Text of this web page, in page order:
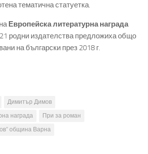
тематична статуетка.
Европейска литературна награда
21 родни издателства предложиха общо
на български през 2018 г.
Димитър Димов
награда
При за роман
община Варна